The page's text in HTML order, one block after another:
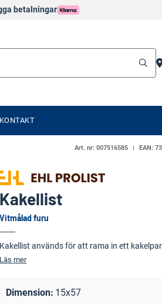
betalningar
KONTAKT
Art. nr: 007516585 EAN:
Kakellist
Vitmålad furu
Kakellist används för att rama in ett
Läs mer
Dimension 15x57